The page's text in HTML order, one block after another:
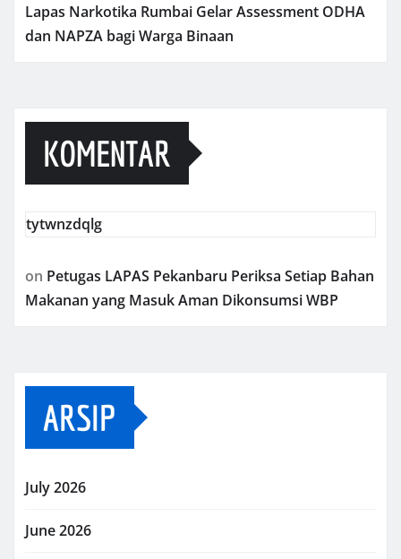
Lapas Narkotika Rumbai Gelar Assessment ODHA
dan NAPZA bagi Warga Binaan
KOMENTAR
tytwnzdqlg
on Petugas LAPAS Pekanbaru Periksa Setiap Bahan
Makanan yang Masuk Aman Dikonsumsi WBP
ARSIP
July 2026
June 2026